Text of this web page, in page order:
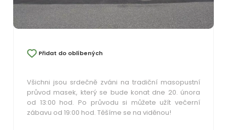
Přidat do oblíbených
Všichni jsou srdečně zváni na tradiční masopustní
průvod masek, který se bude konat dne 20. února
od 13:00 hod. Po průvodu si můžete užít večerní
zábavu od 19:00 hod. Těšíme se na viděnou!